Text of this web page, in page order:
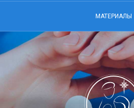
МАТЕРИАЛЫ